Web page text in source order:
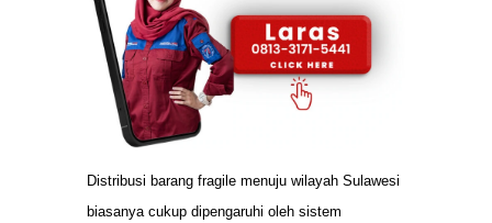
Distribusi barang fragile menuju wilayah Sulawesi
biasanya cukup dipengaruhi oleh sistem